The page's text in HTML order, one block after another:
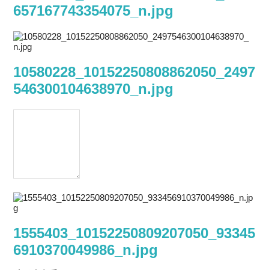
657167743354075_n.jpg
10580228_10152250808862050_2497
546300104638970_n.jpg
1555403_10152250809207050_93345
6910370049986_n.jpg